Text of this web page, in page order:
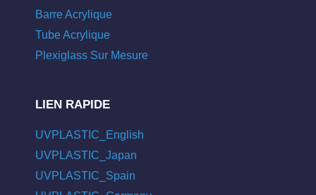
Barre Acrylique
Tube Acrylique
Plexiglass Sur Mesure
LIEN RAPIDE
UVPLASTIC_English
UVPLASTIC_Japan
UVPLASTIC_Spain